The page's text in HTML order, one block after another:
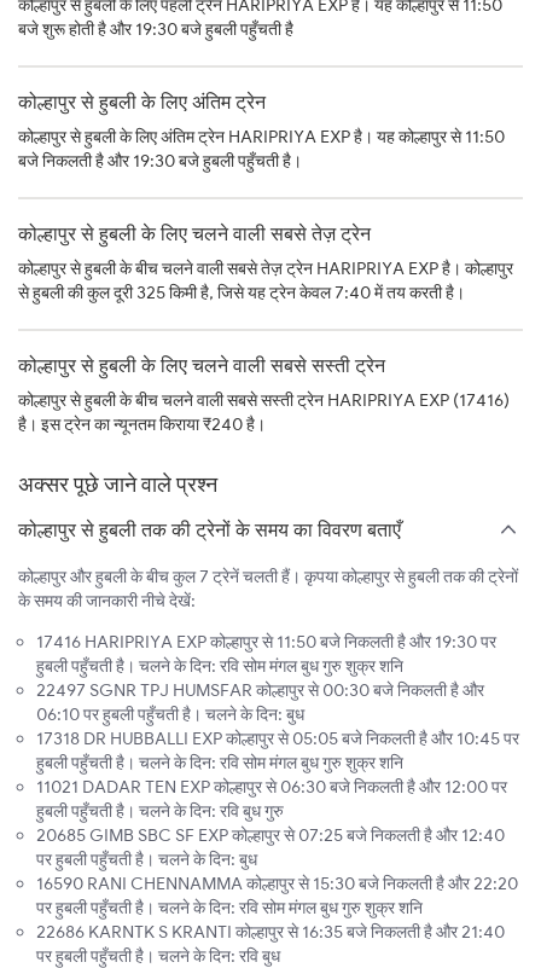
कोल्हापुर से हुबली के लिए पहली ट्रेन HARIPRIYA EXP है। यह कोल्हापुर से 11:50
बजे शुरू होती है और 19:30 बजे हुबली पहुँचती है
कोल्हापुर से हुबली के लिए अंतिम ट्रेन
कोल्हापुर से हुबली के लिए अंतिम ट्रेन HARIPRIYA EXP है। यह कोल्हापुर से 11:50
बजे निकलती है और 19:30 बजे हुबली पहुँचती है।
कोल्हापुर से हुबली के लिए चलने वाली सबसे तेज़ ट्रेन
कोल्हापुर से हुबली के बीच चलने वाली सबसे तेज़ ट्रेन HARIPRIYA EXP है। कोल्हापुर
से हुबली की कुल दूरी 325 किमी है, जिसे यह ट्रेन केवल 7:40 में तय करती है।
कोल्हापुर से हुबली के लिए चलने वाली सबसे सस्ती ट्रेन
कोल्हापुर से हुबली के बीच चलने वाली सबसे सस्ती ट्रेन HARIPRIYA EXP (17416)
है। इस ट्रेन का न्यूनतम किराया ₹240 है।
अक्सर पूछे जाने वाले प्रश्न
कोल्हापुर से हुबली तक की ट्रेनों के समय का विवरण बताएँ
कोल्हापुर और हुबली के बीच कुल 7 ट्रेनें चलती हैं। कृपया कोल्हापुर से हुबली तक की ट्रेनों
के समय की जानकारी नीचे देखें:
17416 HARIPRIYA EXP कोल्हापुर से 11:50 बजे निकलती है और 19:30 पर
हुबली पहुँचती है। चलने के दिन: रवि सोम मंगल बुध गुरु शुक्र शनि
22497 SGNR TPJ HUMSFAR कोल्हापुर से 00:30 बजे निकलती है और
06:10 पर हुबली पहुँचती है। चलने के दिन: बुध
17318 DR HUBBALLI EXP कोल्हापुर से 05:05 बजे निकलती है और 10:45 पर
हुबली पहुँचती है। चलने के दिन: रवि सोम मंगल बुध गुरु शुक्र शनि
11021 DADAR TEN EXP कोल्हापुर से 06:30 बजे निकलती है और 12:00 पर
हुबली पहुँचती है। चलने के दिन: रवि बुध गुरु
20685 GIMB SBC SF EXP कोल्हापुर से 07:25 बजे निकलती है और 12:40
पर हुबली पहुँचती है। चलने के दिन: बुध
16590 RANI CHENNAMMA कोल्हापुर से 15:30 बजे निकलती है और 22:20
पर हुबली पहुँचती है। चलने के दिन: रवि सोम मंगल बुध गुरु शुक्र शनि
22686 KARNTK S KRANTI कोल्हापुर से 16:35 बजे निकलती है और 21:40
पर हुबली पहुँचती है। चलने के दिन: रवि बुध